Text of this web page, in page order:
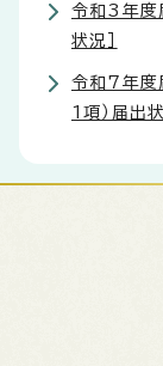
令和3年度
状況］
令和7年度
1項）届出状